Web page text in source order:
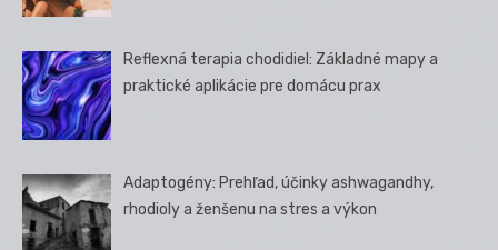
Reflexná terapia chodidiel: Základné mapy a
praktické aplikácie pre domácu prax
Adaptogény: Prehľad, účinky ashwagandhy,
rhodioly a ženšenu na stres a výkon